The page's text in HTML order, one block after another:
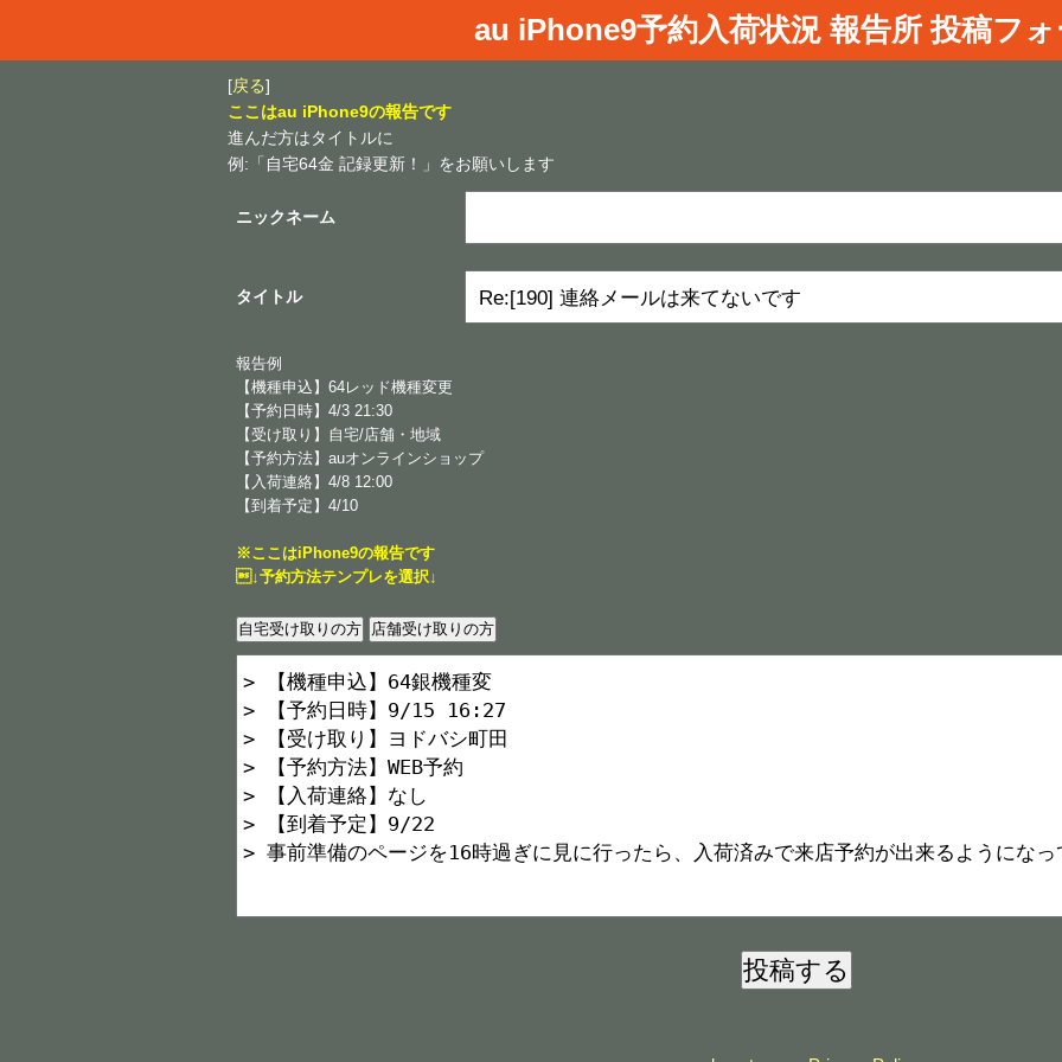
au iPhone9予約入荷状況 報告所 投稿フ
[戻る]
ここはau iPhone9の報告です
進んだ方はタイトルに
例:「自宅64金 記録更新！」をお願いします
ニックネーム
タイトル
報告例
【機種申込】64レッド機種変更
【予約日時】4/3 21:30
【受け取り】自宅/店舗・地域
【予約方法】auオンラインショップ
【入荷連絡】4/8 12:00
【到着予定】4/10
※ここはiPhone9の報告です
↓予約方法テンプレを選択↓